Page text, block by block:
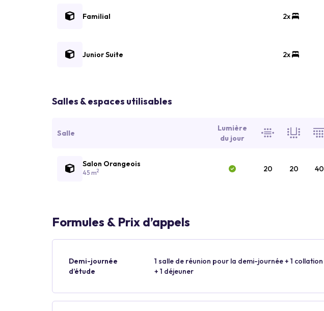
Familial 2x
Junior Suite 2x
Salles & espaces utilisables
Salle
Lumière
du jour
Salon Orangeois
45 m2 20 20 40
Formules & Prix d’appels
Demi-journée
d’étude
1 salle de réunion pour la demi-journée + 1 collation
+ 1 déjeuner